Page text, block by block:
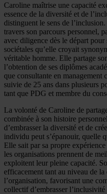
Caroline maîtrise une capacité
essence de la diversité et de
distinguent le sens de
travers son parcours personnel,
avec diligence dès le départ
sociétales qu’elle croyait
véritable homme. Elle partage
l’obtention de ses diplômes
que consultante en
suivie de 25 ans dans plusieurs
tant que PDG et membre du
La volonté de Caroline de
combinée à son histoire
d’embrasser la diversité et de
individu peut s’épanouir, quelle
Elle sait par sa propre
les organisations prennent de
exploitent leur pleine capacité.
efficacement tant au niveau de la
l’organisation, favorisant une
collectif d’embrasser